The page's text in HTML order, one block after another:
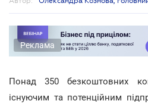
Реклама
Понад 350 безкоштовних
існуючим та потенційним